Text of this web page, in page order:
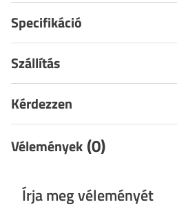
Specifikáció
Szállítás
Kérdezzen
Vélemények (0)
Írja meg véleményét